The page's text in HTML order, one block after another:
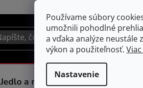
Používame súbory
umožnili pohodlné
a vďaka analýze neustále
výkon a použiteľnosť.
Nastavenie
Jedlo a nápoje Spotrebiče do